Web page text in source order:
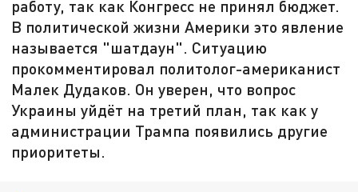
работу, так как Конгресс не принял бюджет.
В политической жизни Америки это явление
называется "шатдаун". Ситуацию
прокомментировал политолог-американист
Малек Дудаков. Он уверен, что вопрос
Украины уйдёт на третий план, так как у
администрации Трампа появились другие
приоритеты.